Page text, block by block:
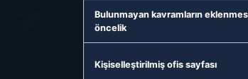
Bulunmayan kavramların
öncelik
Kişiselleştirilmiş ofis sayfası